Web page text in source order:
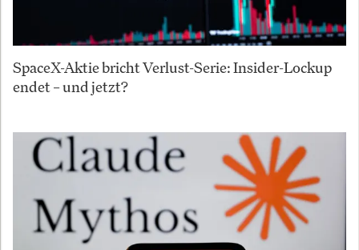
SpaceX-Aktie bricht Verlust-Serie: Insider-Lockup
endet – und jetzt?